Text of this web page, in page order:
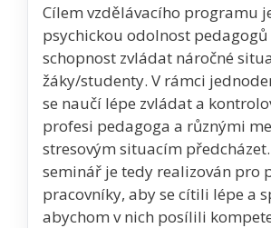
Cílem vzdělávacího programu
psychickou odolnost pedagogů
schopnost zvládat náročné
žáky/studenty. V rámci
se naučí lépe zvládat a
profesi pedagoga a různými
stresovým situacím
seminář je tedy realizován pro
pracovníky, aby se cítili lépe a
abychom v nich posílili